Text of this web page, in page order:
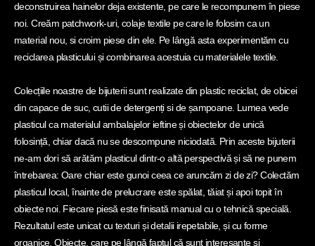
deconstruirea hainelor deja existente, pe care le recompunem în piese
noi. Creăm patchwork-uri, colaje textile pe care le folosim ca un
material nou, si croim piese din ele. Pe lângă asta experimentăm cu
reciclarea plasticului și combinarea acestuia cu materialele textile.
Colecțiile noastre de bijuterii sunt realizate din plastic reciclat, de obicei
din capace de suc, cutii de detergenți si de șampoane. Lumea vede
plasticul ca materialul ambalajelor ieftine și obiectelor de unică
folosință, chiar dacă nu se descompune niciodată. Prin aceste bijuterii
ne-am dori să arătăm plasticul dintr-o altă perspectivă și să ne punem
întrebarea: Oare chiar este gunoi ceea ce aruncăm zi de zi? Colectăm
plasticul local, înainte de prelucrare este spălat, tăiat și apoi topit în
obiecte noi. Fiecare piesă este finisată manual cu o tehnică specială.
Rezultatul este unicat cu texturi și detalii irepetabile, și cu forme
organice. Obiecte, care pe lângă faptul că sunt interesante si